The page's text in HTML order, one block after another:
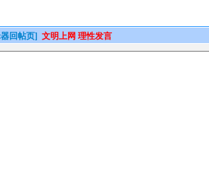
回帖页] 文明上网 理性发言